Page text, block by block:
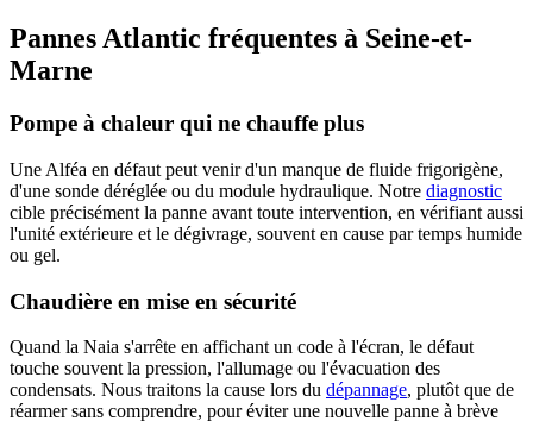
Pannes Atlantic fréquentes à Seine-et-
Marne
Pompe à chaleur qui ne chauffe plus
Une Alféa en défaut peut venir d'un manque de fluide frigorigène,
d'une sonde déréglée ou du module hydraulique. Notre diagnostic
cible précisément la panne avant toute intervention, en vérifiant aussi
l'unité extérieure et le dégivrage, souvent en cause par temps humide
ou gel.
Chaudière en mise en sécurité
Quand la Naia s'arrête en affichant un code à l'écran, le défaut
touche souvent la pression, l'allumage ou l'évacuation des
condensats. Nous traitons la cause lors du dépannage, plutôt que de
réarmer sans comprendre, pour éviter une nouvelle panne à brève